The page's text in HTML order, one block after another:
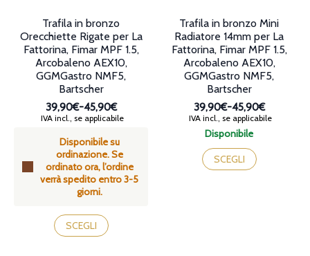
Disponibile su
ordinazione. Se
ordinato ora, l’ordine
verrà spedito entro 3-5
giorni.
Trafila in bronzo
Orecchiette Rigate per La
Fattorina, Fimar MPF 1.5,
Arcobaleno AEX10,
GGMGastro NMF5,
Bartscher
39,90€-45,90€
Fascia
prezzo:
da
39,90€
a
45,90€
IVA incl., se applicabile
SCEGLI
Questo
prodotto
ha
Disponibile
Trafila in bronzo Mini
Radiatore 14mm per La
Fattorina, Fimar MPF 1.5,
Arcobaleno AEX10,
GGMGastro NMF5,
Bartscher
39,90€-45,90€
Fascia
di
da
39,90€
IVA incl., se applicabile
SCEGLI
Questo
prodotto
ha